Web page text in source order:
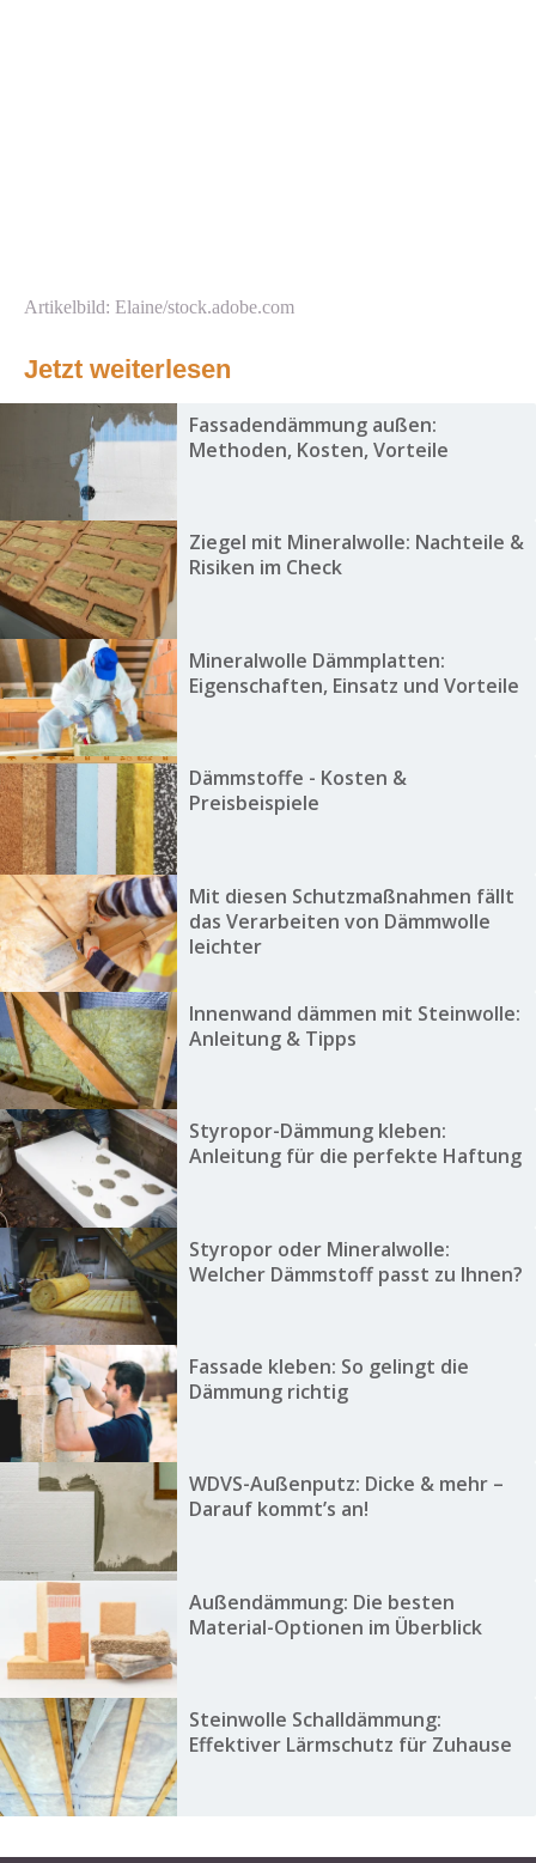
Artikelbild: Elaine/stock.adobe.com
Jetzt weiterlesen
Fassadendämmung außen:
Methoden, Kosten, Vorteile
Ziegel mit Mineralwolle: Nachteile &
Risiken im Check
Mineralwolle Dämmplatten:
Eigenschaften, Einsatz und Vorteile
Dämmstoffe - Kosten &
Preisbeispiele
Mit diesen Schutzmaßnahmen fällt
das Verarbeiten von Dämmwolle
leichter
Innenwand dämmen mit Steinwolle:
Anleitung & Tipps
Styropor-Dämmung kleben:
Anleitung für die perfekte Haftung
Styropor oder Mineralwolle:
Welcher Dämmstoff passt zu Ihnen?
Fassade kleben: So gelingt die
Dämmung richtig
WDVS-Außenputz: Dicke & mehr –
Darauf kommt’s an!
Außendämmung: Die besten
Material-Optionen im Überblick
Steinwolle Schalldämmung:
Effektiver Lärmschutz für Zuhause